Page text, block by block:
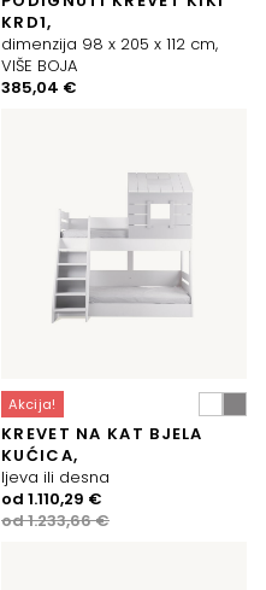
KRD1,
dimenzija 98 x 205 x 112 cm,
VIŠE BOJA
385,04 €
Akcija!
KREVET NA KAT BJELA
KUĆICA,
ljeva ili desna
od1.233,66€
Izvorna
cijena
od 1.110,29 €
Trenutna
cijena